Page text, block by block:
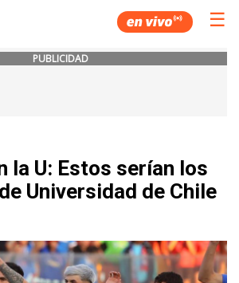
☰
PUBLICIDAD
la U: Estos serían los
Universidad de Chile